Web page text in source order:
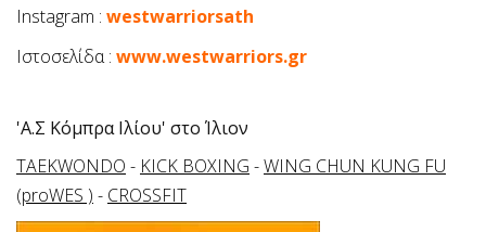
Instagram : westwarriorsath
Ιστοσελίδα : www.westwarriors.gr
'Α.Σ Κόμπρα Ιλίου' στο Ίλιον
TAEKWONDO - KICK BOXING -WING CHUN KUNG FU
(proWES ) - CROSSFIT